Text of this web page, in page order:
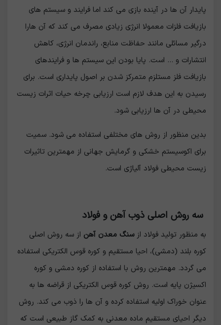
پایدار آن ها در آینده بازی می کند اما فرایند و سیستم های
بازیافت فلزات معمولا انرژی زیادی مصرف می کند که آن هارا
درگیر مسائلی مانند حفاظت منابع، راندمان انرژی، کاهش
انتشارات و ... است. پایا بودن این سیستم ها و فرایندهای
بازیافت فلز مستلزم متمرکز شدن بر اصول پایداری است. برای
رسیدن به این هدف لازم است ارزیابی چرخه حیات اثرات زیست
محیطی در آن ها ارزیابی شود.
بدین منظور از روش های مختلفی استفاده می شود. سمیت
برای اکوسیستم خشکی و گرمایش جهانی از مهمترین تاثیرات
زیست محیطی فولاد آلیاژی است.
سه روش اصلی ذوب آهن و فولاد
به منظور تولید فولاد ازسنگ معدن آهن از سه روش اصلی
کوره بلند (دمشی)، احیا مستقیم و کوره قوس الکتریکی استفاده
می گردد. مهمترین روش با استفاده از کوره دمشی و کوره
اکسیژن پایه است. روش کوره قوس الکتریکی از قراضه ها به
عنوان خوراک اولیه استفاده کرده و آن ها را ذوب می کند. روش
دیگر احیای مستقیم ماده معدنی به کمک گاز طبیعی است که